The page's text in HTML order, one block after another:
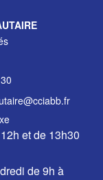
et de 13h30
de 9h à